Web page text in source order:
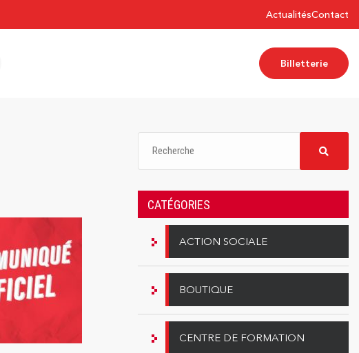
ActualitésContact
Billetterie
CATÉGORIES
ACTION SOCIALE
BOUTIQUE
CENTRE DE FORMATION